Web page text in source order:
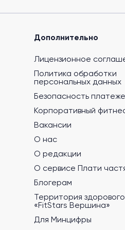
Дополнительно
Лицензионное
Политика обработки
персональных данных
Безопасность
Корпоративный
Вакансии
О нас
О редакции
О сервисе Плати
Блогерам
Территория
«FitStars Вершина»
Для Минцифры